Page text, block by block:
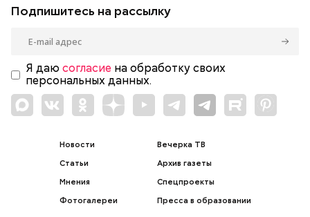
Подпишитесь на рассылку
Я даю согласие на обработку своих
персональных данных.
Новости
Статьи
Мнения
Фотогалереи
Вечерка ТВ
Архив газеты
Спецпроекты
Пресса в образовании